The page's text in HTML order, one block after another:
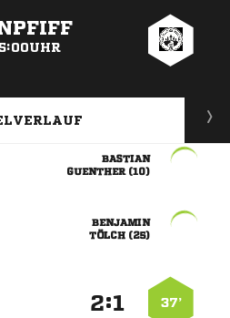

 

 
37’
: